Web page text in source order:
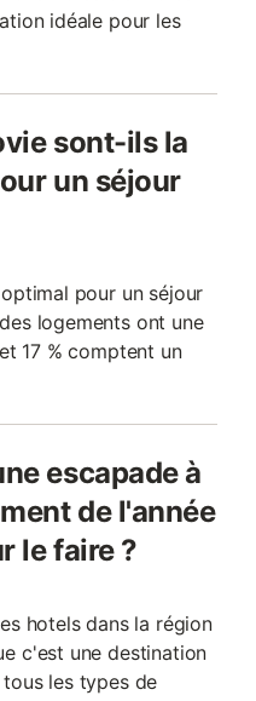
idéale pour les
sont-ils la
un séjour
pour un séjour
logements ont une
17 % comptent un
escapade à
de l'année
le faire ?
hotels dans la région
c'est une destination
les types de